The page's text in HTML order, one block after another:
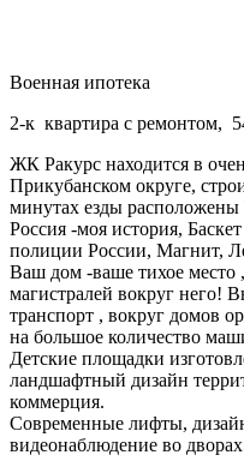
Военная ипотека
2-к квартира с ремонтом,
ЖК Ракурс находится в
Прикубанском округе,
минутах езды
Россия -моя история,
полиции России, Магнит,
Ваш дом -ваше тихое
магистралей вокруг него!
транспорт , вокруг домов
на большое количество
Детские площадки
ландшафтный дизайн
коммерция.
Современные лифты,
видеонаблюдение во